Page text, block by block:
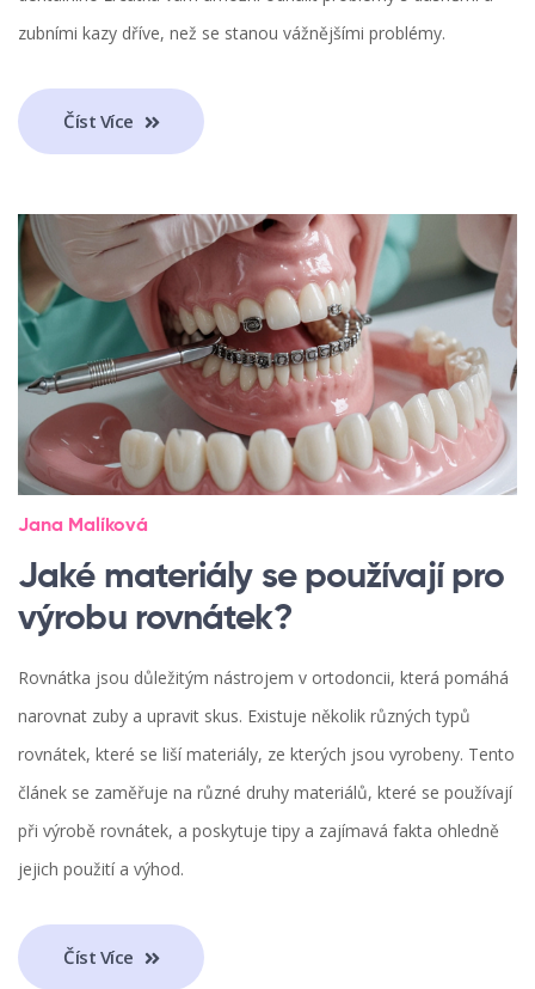
zubními kazy dříve, než se stanou vážnějšími problémy.
Číst Více
Jana Malíková
Jaké materiály se používají pro
výrobu rovnátek?
Rovnátka jsou důležitým nástrojem v ortodoncii, která pomáhá
narovnat zuby a upravit skus. Existuje několik různých typů
rovnátek, které se liší materiály, ze kterých jsou vyrobeny. Tento
článek se zaměřuje na různé druhy materiálů, které se používají
při výrobě rovnátek, a poskytuje tipy a zajímavá fakta ohledně
jejich použití a výhod.
Číst Více